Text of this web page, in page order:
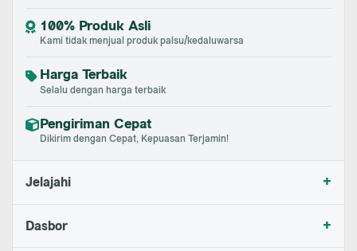
100% Produk Asli
Kami tidak menjual produk palsu/kedaluwarsa
Harga Terbaik
Selalu dengan harga terbaik
Pengiriman Cepat
Dikirim dengan Cepat, Kepuasan Terjamin!
Jelajahi +
Dasbor +